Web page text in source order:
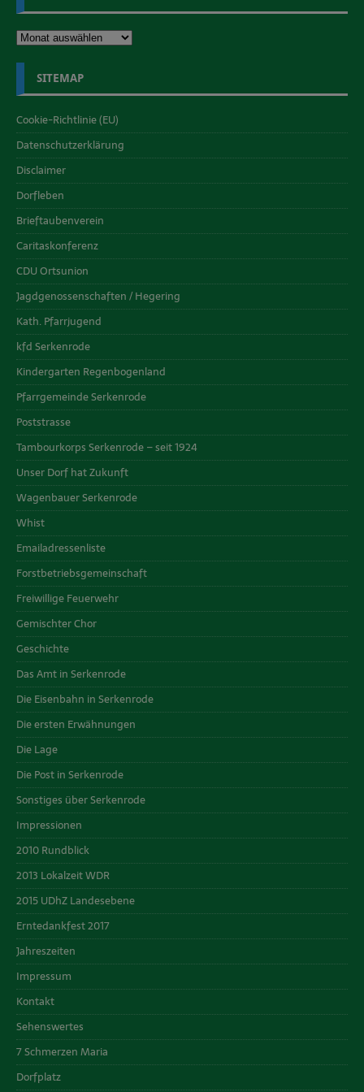
SITEMAP
Cookie-Richtlinie (EU)
Datenschutzerklärung
Disclaimer
Dorfleben
Brieftaubenverein
Caritaskonferenz
CDU Ortsunion
Jagdgenossenschaften / Hegering
Kath. Pfarrjugend
kfd Serkenrode
Kindergarten Regenbogenland
Pfarrgemeinde Serkenrode
Poststrasse
Tambourkorps Serkenrode – seit 1924
Unser Dorf hat Zukunft
Wagenbauer Serkenrode
Whist
Emailadressenliste
Forstbetriebsgemeinschaft
Freiwillige Feuerwehr
Gemischter Chor
Geschichte
Das Amt in Serkenrode
Die Eisenbahn in Serkenrode
Die ersten Erwähnungen
Die Lage
Die Post in Serkenrode
Sonstiges über Serkenrode
Impressionen
2010 Rundblick
2013 Lokalzeit WDR
2015 UDhZ Landesebene
Erntedankfest 2017
Jahreszeiten
Impressum
Kontakt
Sehenswertes
7 Schmerzen Maria
Dorfplatz